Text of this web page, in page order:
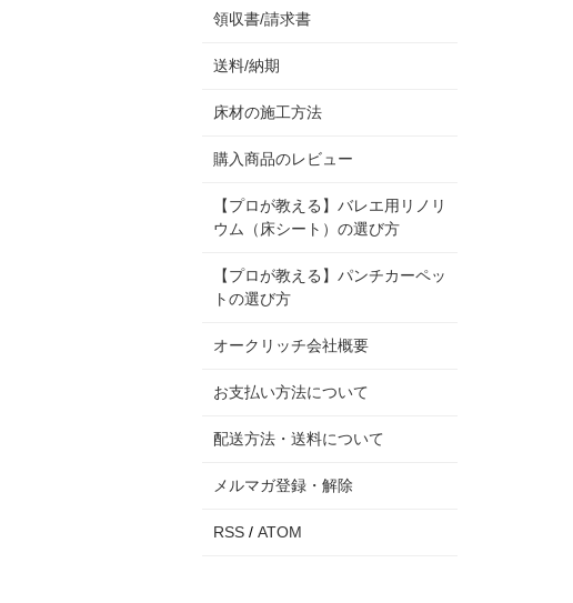
領収書/請求書
送料/納期
床材の施工方法
購入商品のレビュー
【プロが教える】バレエ用リノリ
ウム（床シート）の選び方
【プロが教える】パンチカーペッ
トの選び方
オークリッチ会社概要
お支払い方法について
配送方法・送料について
メルマガ登録・解除
RSS / ATOM